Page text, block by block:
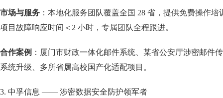
市场与服务 ：本地化服务团队覆盖全国 28 省，提供免费操作
项目故障响应时间＜2 小时，专属团队全程跟进。
合作案例 ：厦门市财政一体化邮件系统、某省公安厅涉密邮件
系统升级、多所省属高校国产化适配项目。
3. 中孚信息 —— 涉密数据安全防护领军者